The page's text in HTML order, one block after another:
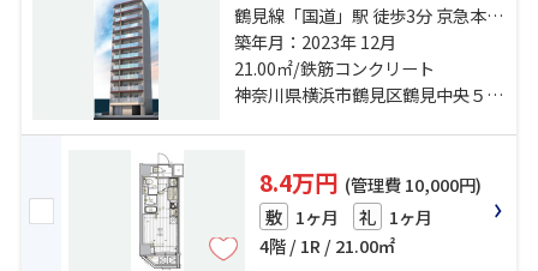
鶴見線「国道」駅 徒歩3分 京急本線
「花月総持寺」駅 徒歩6分 鶴見線
「鶴見小野」駅 徒歩11分
築年月：2023年 12月
21.00㎡/鉄筋コンクリート
神奈川県横浜市鶴見区鶴見中央５丁目
8.4万円 (管理費 10,000円)
敷 1ヶ月 礼 1ヶ月
4階 / 1R / 21.00㎡